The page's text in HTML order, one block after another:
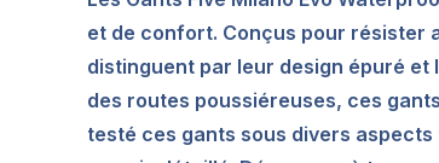
et de confort. Conçus pour résister
distinguent par leur design épuré
des routes poussiéreuses, ces
testé ces gants sous divers